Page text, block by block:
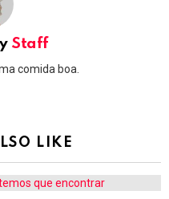
Staff
comida boa.
LIKE